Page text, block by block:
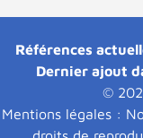
Références
Dernier ajout
©
Mentions légales :